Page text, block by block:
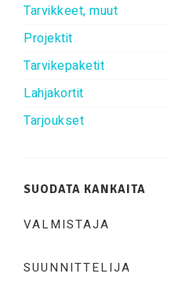
Tarvikkeet, muut
Projektit
Tarvikepaketit
Lahjakortit
Tarjoukset
SUODATA KANKAITA
VALMISTAJA
SUUNNITTELIJA